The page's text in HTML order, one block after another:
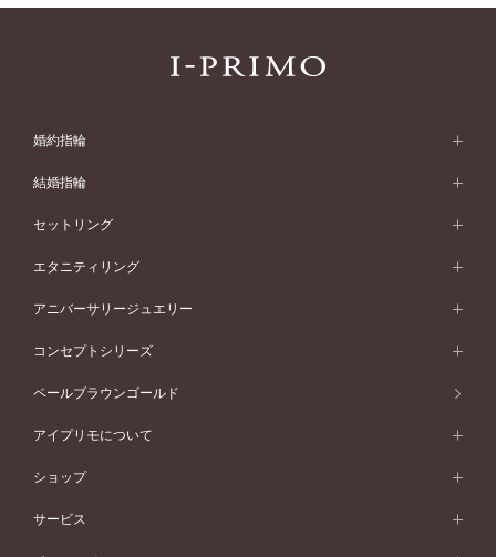
婚約指輪
婚約指輪 (エンゲージリング)
婚約指輪一覧
ピンクゴールド
ペールブラウンゴールド
ウェーブライン
V字ライン
ワンサイドメレ
ダブルサイドメレ
フェミニン
モード
50万円台～
40万円台～
30万円台～
婚約指輪 人気ランキング
婚約ネックレス
結婚指輪
結婚指輪 (マリッジリング)
結婚指輪一覧
ピンクゴールド
ペールブラウンゴールド
ウェーブライン
V字ライン
ワンメレ
セベラルメレ
フェミニン
モード
50万円～
40万円～50万円
30万円～40万円
セットリング
セットリング
セットリング一覧
ピンクゴールド
ペールブラウンゴールド
エタニティリング
エタニティリング
エタニティリング一覧
ピンクゴールド
ペールブラウンゴールド
アニバーサリージュエリー
アニバーサリージュエリー
アニバーサリージュエリー一覧
ファッションリング
ブレスレット
コンセプトシリーズ
コンセプトシリーズ
オリジンビリーフ
エトワル
ペールブラウンゴールド
アイプリモについて
アイプリモについて
パーソナルハンド診断
デザインへのこだわり
ショップ
店舗一覧
サービス